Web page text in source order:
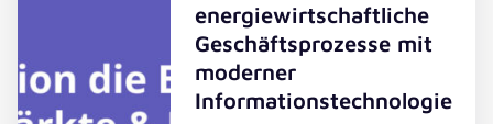
energiewirtschaftliche
Geschäftsprozesse mit
moderner
Informationstechnologie